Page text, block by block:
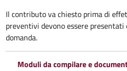
Il contributo va chiesto prima di
preventivi devono essere
domanda.
Moduli da compilare e